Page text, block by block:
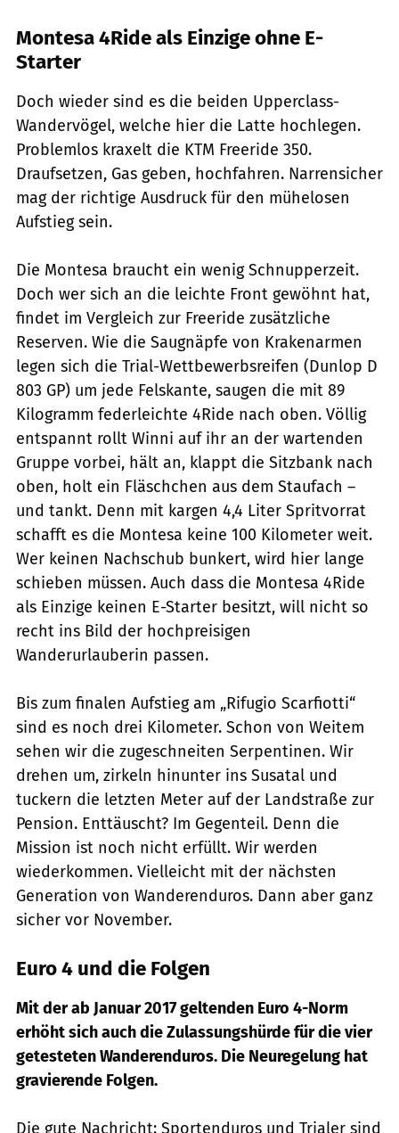
Montesa 4Ride als Einzige ohne E-
Starter
Doch wieder sind es die beiden Upperclass-
Wandervögel, welche hier die Latte hochlegen.
Problemlos kraxelt die KTM Freeride 350.
Draufsetzen, Gas geben, hochfahren. Narrensicher
mag der richtige Ausdruck für den mühelosen
Aufstieg sein.
Die Montesa braucht ein wenig Schnupperzeit.
Doch wer sich an die leichte Front gewöhnt hat,
findet im Vergleich zur Freeride zusätzliche
Reserven. Wie die Saugnäpfe von Krakenarmen
legen sich die Trial-Wettbewerbsreifen (Dunlop D
803 GP) um jede Felskante, saugen die mit 89
Kilogramm federleichte 4Ride nach oben. Völlig
entspannt rollt Winni auf ihr an der wartenden
Gruppe vorbei, hält an, klappt die Sitzbank nach
oben, holt ein Fläschchen aus dem Staufach –
und tankt. Denn mit kargen 4,4 Liter Spritvorrat
schafft es die Montesa keine 100 Kilometer weit.
Wer keinen Nachschub bunkert, wird hier lange
schieben müssen. Auch dass die Montesa 4Ride
als Einzige keinen E-Starter besitzt, will nicht so
recht ins Bild der hochpreisigen
Wanderurlauberin passen.
Bis zum finalen Aufstieg am „Rifugio Scarfiotti“
sind es noch drei Kilometer. Schon von Weitem
sehen wir die zugeschneiten Serpentinen. Wir
drehen um, zirkeln hinunter ins Susatal und
tuckern die letzten Meter auf der Landstraße zur
Pension. Enttäuscht? Im Gegenteil. Denn die
Mission ist noch nicht erfüllt. Wir werden
wiederkommen. Vielleicht mit der nächsten
Generation von Wanderenduros. Dann aber ganz
sicher vor November.
Euro 4 und die Folgen
Mit der ab Januar 2017 geltenden Euro 4-Norm
erhöht sich auch die Zulassungshürde für die vier
getesteten Wanderenduros. Die Neuregelung hat
gravierende Folgen.
Die gute Nachricht: Sportenduros und Trialer sind